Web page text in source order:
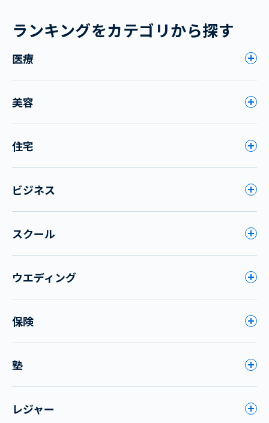
ランキングをカテゴリから探す
医療
美容
住宅
ビジネス
スクール
ウエディング
保険
塾
レジャー